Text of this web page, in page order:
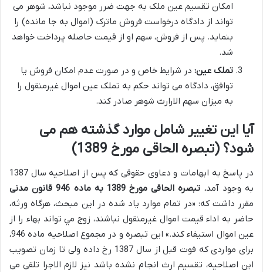
امکان تقسیم عین ملک به جهت ضرر موجود نباشد، شوهر می
تواند از دادگاه درخواست فروش ماترک (اموال به جا مانده) را
بنماید. پس از فروش، سهم او از قیمت حاصله پرداخت خواهد
شد.
تملک عین: در شرایط خاص و در صورت عدم امکان فروش یا
توافق، دادگاه می تواند حکم به تملک عین اموال غیرمنقول را
به میزان سهم الارارث شوهر صادر کند.
آیا این تغییر شامل موارد گذشته هم می
شود؟ (تبصره الحاقی مورخ 1389)
در پاسخ به ابهامات و دعاوی حقوقی که پس از اصلاحیه سال 1387
به وجود آمد، تبصره الحاقی مورخ 1389 به ماده 946 قانون مدنی
مقرر داشت که: «در تمام موارد ياد شده در اين مبحث، هرگاه ورثه،
حاضر به اداء قيمت اموال غيرمنقول نباشند، زوج مي تواند بهاء را از
عين اموال استيفاء کند.» این تبصره و در مجموع اصلاحیه ماده 946،
برای مواردی که فوت قبل از سال 1387 رخ داده ولی تا زمان تصویب
این اصلاحیه، تقسیم ارث انجام نشده باشد نیز لازم الاجرا تلقی می